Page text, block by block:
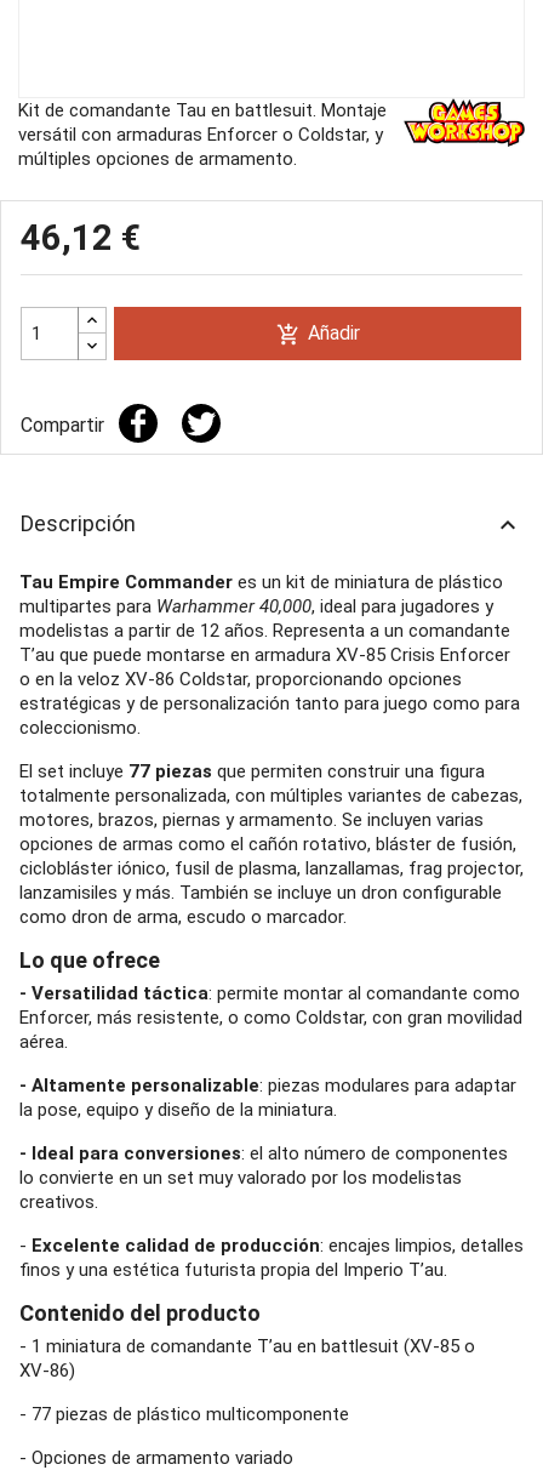
Kit de comandante Tau en battlesuit. Montaje
versátil con armaduras Enforcer o Coldstar, y
múltiples opciones de armamento.
46,12 €
add_shopping_cart Añadir
Compartir
Descripción keyboard_arrow_up
Tau Empire Commander es un kit de miniatura de plástico
multipartes para Warhammer 40,000, ideal para jugadores y
modelistas a partir de 12 años. Representa a un comandante
T’au que puede montarse en armadura XV‑85 Crisis Enforcer
o en la veloz XV‑86 Coldstar, proporcionando opciones
estratégicas y de personalización tanto para juego como para
coleccionismo.
El set incluye 77 piezas que permiten construir una figura
totalmente personalizada, con múltiples variantes de cabezas,
motores, brazos, piernas y armamento. Se incluyen varias
opciones de armas como el cañón rotativo, bláster de fusión,
ciclobláster iónico, fusil de plasma, lanzallamas, frag projector,
lanzamisiles y más. También se incluye un dron configurable
como dron de arma, escudo o marcador.
Lo que ofrece
- Versatilidad táctica: permite montar al comandante como
Enforcer, más resistente, o como Coldstar, con gran movilidad
aérea.
- Altamente personalizable: piezas modulares para adaptar
la pose, equipo y diseño de la miniatura.
- Ideal para conversiones: el alto número de componentes
lo convierte en un set muy valorado por los modelistas
creativos.
- Excelente calidad de producción: encajes limpios, detalles
finos y una estética futurista propia del Imperio T’au.
Contenido del producto
- 1 miniatura de comandante T’au en battlesuit (XV‑85 o
XV‑86)
- 77 piezas de plástico multicomponente
- Opciones de armamento variado